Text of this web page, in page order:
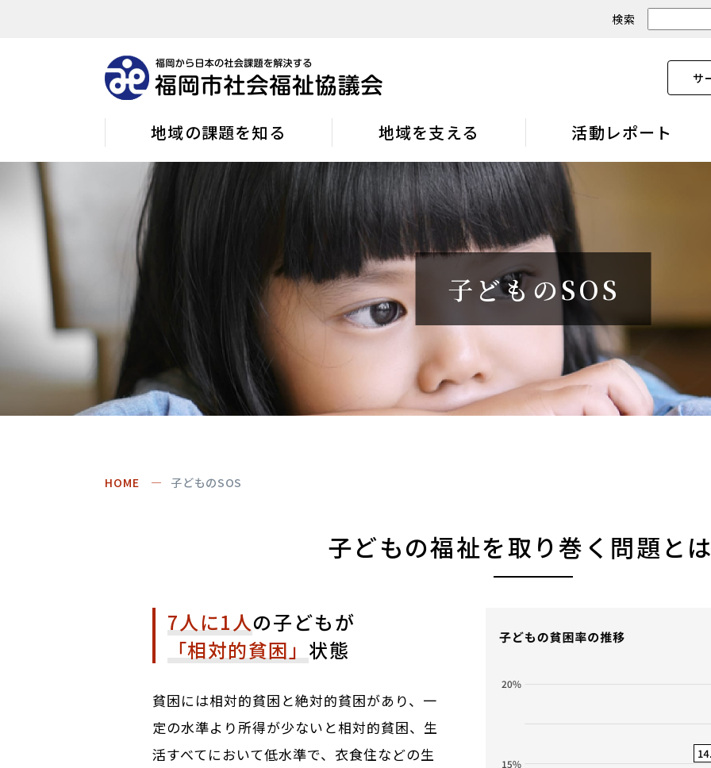
検索
サ
地域の課題を知る 地域を支える 活動レポート
子どものSOS
HOME 子どものSOS
子どもの福祉を取り巻く問題と
7人に1人の子どもが
「相対的貧困」 状態
貧困には相対的貧困と絶対的貧困があり、一
定の水準より所得が少ないと相対的貧困、生
活すべてにおいて低水準で、衣食住などの生